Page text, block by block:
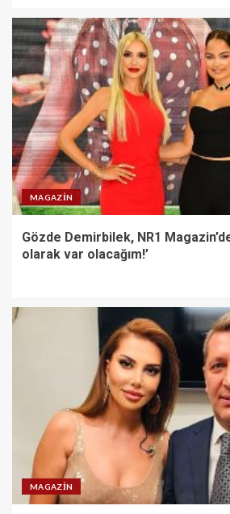
MAGAZIN
Gözde Demirbilek, NR1
olarak var olacağım!’
MAGAZIN